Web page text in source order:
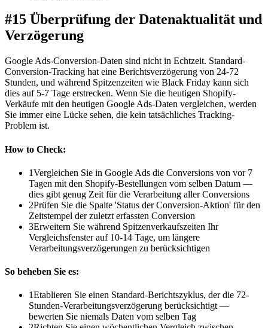
#15 Überprüfung der Datenaktualität und
Verzögerung
Google Ads-Conversion-Daten sind nicht in Echtzeit. Standard-
Conversion-Tracking hat eine Berichtsverzögerung von 24-72
Stunden, und während Spitzenzeiten wie Black Friday kann sich
dies auf 5-7 Tage erstrecken. Wenn Sie die heutigen Shopify-
Verkäufe mit den heutigen Google Ads-Daten vergleichen, werden
Sie immer eine Lücke sehen, die kein tatsächliches Tracking-
Problem ist.
How to Check:
1Vergleichen Sie in Google Ads die Conversions von vor 7
Tagen mit den Shopify-Bestellungen vom selben Datum —
dies gibt genug Zeit für die Verarbeitung aller Conversions
2Prüfen Sie die Spalte 'Status der Conversion-Aktion' für den
Zeitstempel der zuletzt erfassten Conversion
3Erweitern Sie während Spitzenverkaufszeiten Ihr
Vergleichsfenster auf 10-14 Tage, um längere
Verarbeitungsverzögerungen zu berücksichtigen
So beheben Sie es:
1Etablieren Sie einen Standard-Berichtszyklus, der die 72-
Stunden-Verarbeitungsverzögerung berücksichtigt —
bewerten Sie niemals Daten vom selben Tag